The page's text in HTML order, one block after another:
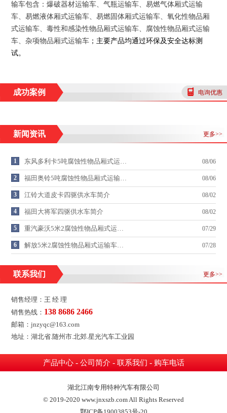
输车包含：爆破器材运输车、气瓶运输车、易燃气体厢式运输
车、易燃液体厢式运输车、易燃固体厢式运输车、氧化性物品厢
式运输车、毒性和感染性物品厢式运输车、腐蚀性物品厢式运输
车、杂项物品厢式运输车 ； 主要产品均通过环保及安全达标测
试。
成功案例 电询优惠
新闻资讯 更多>>
1 东风多利卡5吨腐蚀性物品厢式运… 08/06
2 福田奥铃5吨腐蚀性物品厢式运输… 08/06
3 江铃大道皮卡四驱供水车简介 08/02
4 福田大将军四驱供水车简介 08/02
5 重汽豪沃5米2腐蚀性物品厢式运… 07/29
6 解放5米2腐蚀性物品厢式运输车… 07/28
联系我们 更多>>
销售经理：王 经 理
销售热线： 138 8686 2466
邮箱：jnzyqc@163.com
地址：湖北省.随州市.北郊.星光汽车工业园
产品中心- 公司简介 - 联系我们 - 购车电话
湖北江南专用特种汽车有限公司
© 2019-2020 www.jnxszb.com All Rights Reserved